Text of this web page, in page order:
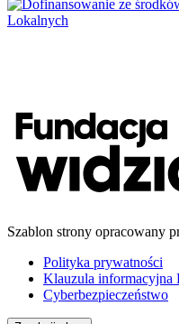
Szablon strony opracowany
Polityka prywatności
Klauzula informacyjna
Cyberbezpieczeństwo